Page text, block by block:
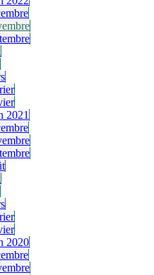
2021
2020